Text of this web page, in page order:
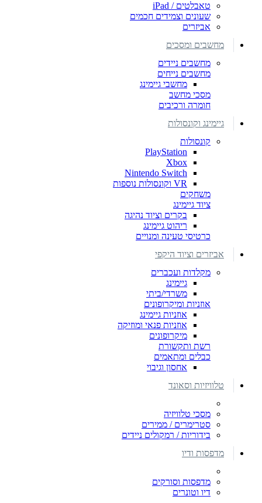
טאבלטים / iPad
שעונים וצמידים חכמים
אביזרים
מחשבים ומסכים
מחשבים ניידים
מחשבים נייחים
מחשבי גיימינג
מסכי מחשב
חומרה ורכיבים
גיימינג וקונסולות
קונסולות
PlayStation
Xbox
Nintendo Switch
VR וקונסולות נוספות
משחקים
ציוד גיימינג
בקרים וציוד נהיגה
ריהוט גיימינג
כרטיסי טעינה ומנויים
אביזרים וציוד היקפי
מקלדות ועכברים
גיימינג
משרדי/ביתי
אוזניות ומיקרופונים
אוזניות גיימינג
אוזניות פנאי ומוזיקה
מיקרופונים
רשת ותקשורת
כבלים ומתאמים
אחסון וגיבוי
טלוויזיות וסאונד
מסכי טלוויזיה
סטרימרים / ממירים
בידוריות / רמקולים ניידים
מדפסות ודיו
מדפסות וסורקים
דיו וטונרים